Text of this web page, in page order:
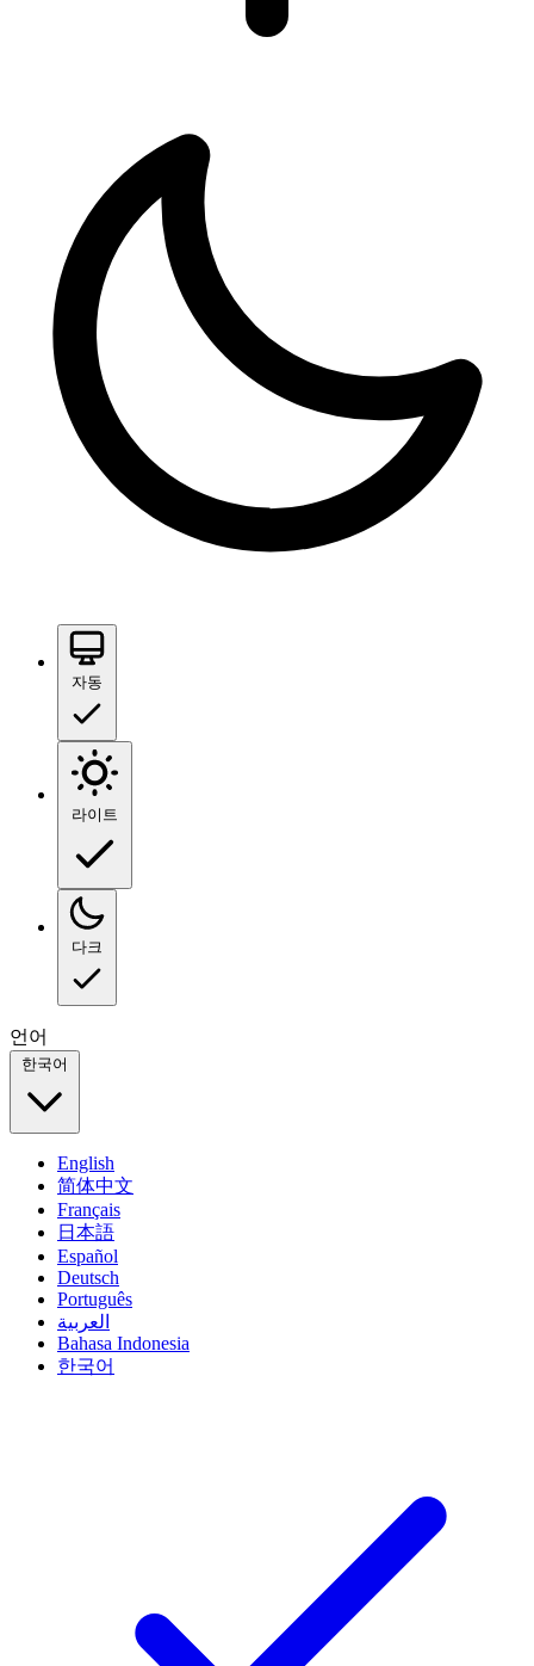
자동
라이트
다크
언어
한국어
English
简体中文
Français
日本語
Español
Deutsch
Português
العربية
Bahasa Indonesia
한국어